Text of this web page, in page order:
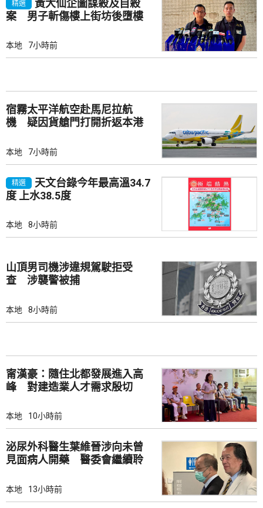
精選
黃大仙企圖謀殺及自殺
案 男子斬傷樓上街坊後墮樓
本地 7小時前
宿霧太平洋航空赴馬尼拉航
機 疑因貨艙門打開折返本港
本地 7小時前
精選
天文台錄今年最高溫34.7
度 上水38.5度
本地 8小時前
山頂男司機涉違規駕駛拒受
查 涉襲警被捕
本地 8小時前
甯漢豪：隨住北都發展進入高
峰 對建造業人才需求殷切
本地 10小時前
泌尿外科醫生葉維晉涉向未曾
見面病人開藥 醫委會繼續聆
本地 13小時前